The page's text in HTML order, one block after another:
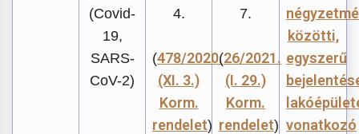
(Covid-
19,
SARS-
CoV-2)
4.
(478/2020.
(XI. 3.)
Korm.
rendelet)
7.
(26/2021.
(I. 29.)
Korm.
rendelet)
közötti,
egyszerű
vonatkozó